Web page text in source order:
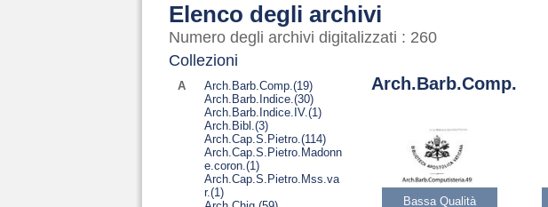
Elenco degli archivi
Numero degli archivi digitalizzati : 260
Collezioni
A Arch.Barb.Comp.(19)
Arch.Barb.Indice.(30)
Arch.Barb.Indice.IV.(1)
Arch.Bibl.(3)
Arch.Cap.S.Pietro.(114)
Arch.Cap.S.Pietro.Madonn
e.coron.(1)
Arch.Cap.S.Pietro.Mss.va
r.(1)
Arch.Barb.Comp.
Bassa Qualità